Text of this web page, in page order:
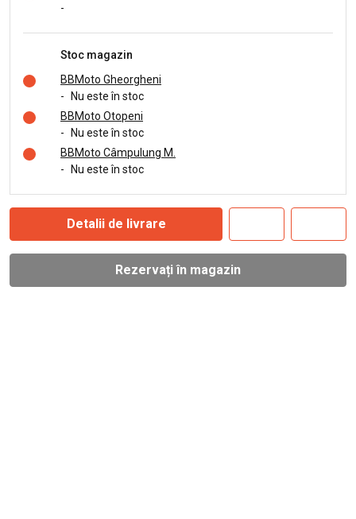
-
Stoc magazin
BBMoto Gheorgheni
-
Nu este în stoc
BBMoto Otopeni
-
Nu este în stoc
BBMoto Câmpulung M.
-
Nu este în stoc
Detalii de livrare
Rezervați în magazin